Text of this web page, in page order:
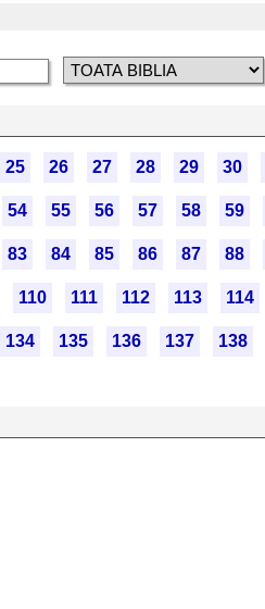
25 26 27 28 29 30
54 55 56 57 58 59
83 84 85 86 87 88
110 111 112 113 114
134 135 136 137 138